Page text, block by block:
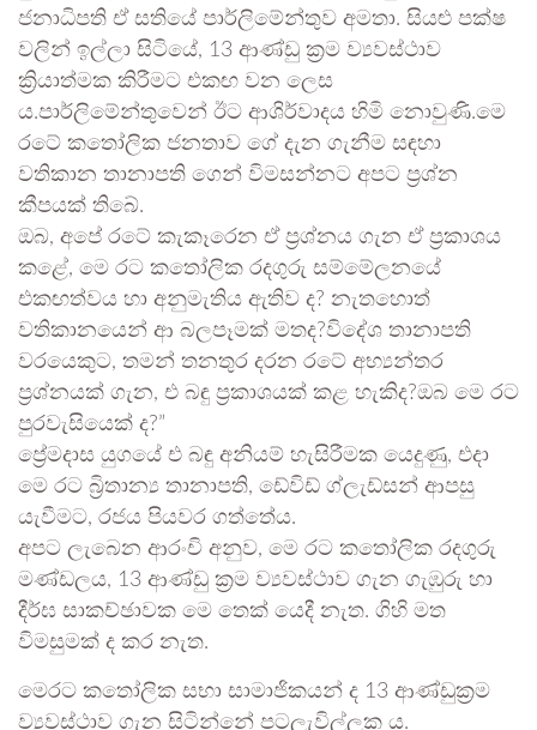
ජනාධිපති ඒ සතියේ පාර්ලිමේන්තුව අමතා. සියළු පක්ෂ
වලින් ඉල්ලා සිටියේ, 13 ආණ්ඩු ක්‍රම ව්‍යවස්ථාව
ක්‍රියාත්මක කිරීමට එකඟ වන ලෙස
ය.පාර්ලිමේන්තුවෙන් ඊට ආශිර්වාදය හිමි නොවුණි.මෙ
රටේ කතෝලික ජනතාව ගේ දැන ගැනීම සඳහා
වතිකාන තානාපති ගෙන් විමසන්නට අපට ප්‍රශ්න
කීපයක් තිබේ.
ඔබ, අපේ රටේ කැකෑරෙන ඒ ප්‍රශ්නය ගැන ඒ ප්‍රකාශය
කළේ, මෙ රට කතෝලික රදගුරු සම්මේලනයේ
එකඟත්වය හා අනුමැතිය ඇතිව ද? නැතහොත්
වතිකානයෙන් ආ බලපෑමක් මතද?විදේශ තානාපති
වරයෙකුට, තමන් තනතුර දරන රටේ අභ්‍යන්තර
ප්‍රශ්නයක් ගැන, එ බඳු ප්‍රකාශයක් කළ හැකිද?ඔබ මෙ රට
පුරවැසියෙක් ද?”
ප්‍රේමදාස යුගයේ එ බඳු අනියම් හැසිරීමක යෙදුණු, එදා
මෙ රට බ්‍රිතාන්‍ය තානාපති, ඩේවිඩ් ග්ලැඩ්සන් ආපසු
යැවීමට, රජය පියවර ගත්තේය.
අපට ලැබෙන ආරංචි අනුව, මෙ රට කතෝලික රදගුරු
මණ්ඩලය, 13 ආණ්ඩු ක්‍රම ව්‍යවස්ථාව ගැන ගැඹුරු හා
දීර්ඝ සාකච්ඡාවක මෙ තෙක් යෙදී නැත. ගිහි මත
විමසුමක් ද කර නැත.
මෙරට කතෝලික සභා සාමාජිකයන් ද 13 ආණ්ඩුක්‍රම
ව්‍යවස්ථාව ගැන සිටින්නේ පටලැවිල්ලක ය.